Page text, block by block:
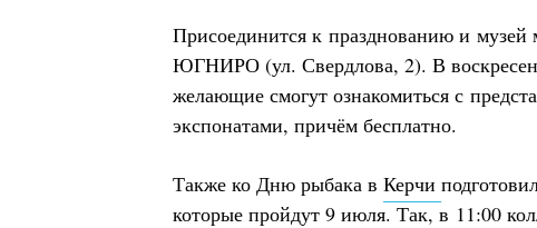
Присоединится к празднованию и
ЮГНИРО (ул. Свердлова, 2). В
желающие смогут ознакомиться с
экспонатами, причём бесплатно.
Также ко Дню рыбака в Керчи
которые пройдут 9 июля. Так, в 11:00